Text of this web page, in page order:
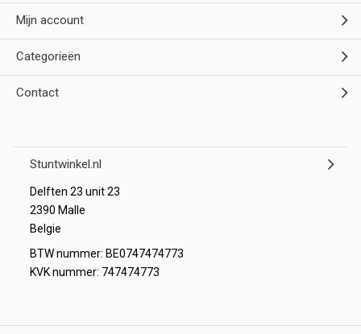
Mijn account
Categorieën
Contact
Stuntwinkel.nl
Delften 23 unit 23
2390 Malle
Belgie
BTW nummer: BE0747474773
KVK nummer: 747474773